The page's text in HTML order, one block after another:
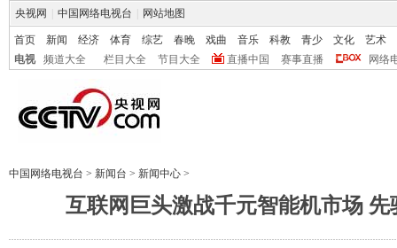
央视网 中国网络电视台 网站地图
首页 新闻 经济 体育 综艺 春晚 戏曲 音乐 科教 青少 文化
艺术
电视
频道大全 栏目大全 节目大全 直播中国 赛事直播 网络
中国网络电视台 > 新闻台 > 新闻中心 >
互联网巨头激战千元智能机市场 先